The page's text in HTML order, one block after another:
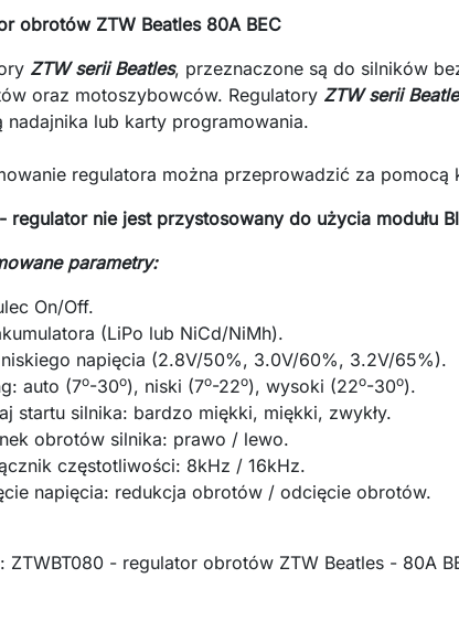
obrotów ZTW Beatles 80A BEC
ZTW serii Beatles, przeznaczone są do silników
oraz motoszybowców. Regulatory ZTW serii
nadajnika lub karty programowania.
regulatora można przeprowadzić za pomocą
regulator nie jest przystosowany do użycia modułu
parametry:
On/Off.
(LiPo lub NiCd/NiMh).
napięcia (2.8V/50%, 3.0V/60%, 3.2V/65%).
auto (7o-30o), niski (7o-22o), wysoki (22o-30o).
startu silnika: bardzo miękki, miękki, zwykły.
obrotów silnika: prawo / lewo.
częstotliwości: 8kHz / 16kHz.
napięcia: redukcja obrotów / odcięcie obrotów.
ZTWBT080 - regulator obrotów ZTW Beatles - 80A